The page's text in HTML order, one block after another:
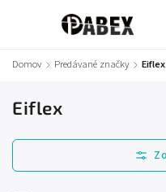
Domov / Predávané značky / Eiflex
Eiflex